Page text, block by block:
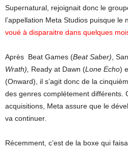
Supernatural, rejoignait donc le
l’appellation Meta Studios puisque le
voué à disparaitre dans quelques
Après Beat Games (Beat Saber) ,
Wrath),
Ready at Dawn (Lone Echo)
(Onward), il s’agit donc de la
des genres complétement différents.
acquisitions, Meta assure que le
va continuer.
Récemment, c’est de la boxe qui